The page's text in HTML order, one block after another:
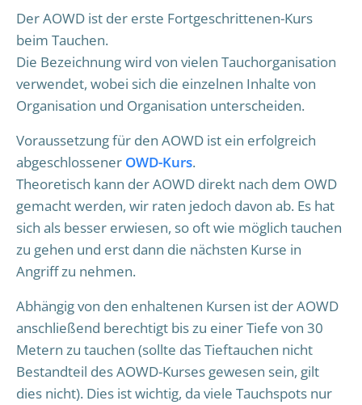
Der AOWD ist der erste Fortgeschrittenen-Kurs
beim Tauchen.
Die Bezeichnung wird von vielen Tauchorganisation
verwendet, wobei sich die einzelnen Inhalte von
Organisation und Organisation unterscheiden.
Voraussetzung für den AOWD ist ein erfolgreich
abgeschlossener OWD-Kurs.
Theoretisch kann der AOWD direkt nach dem OWD
gemacht werden, wir raten jedoch davon ab. Es hat
sich als besser erwiesen, so oft wie möglich tauchen
zu gehen und erst dann die nächsten Kurse in
Angriff zu nehmen.
Abhängig von den enhaltenen Kursen ist der AOWD
anschließend berechtigt bis zu einer Tiefe von 30
Metern zu tauchen (sollte das Tieftauchen nicht
Bestandteil des AOWD-Kurses gewesen sein, gilt
dies nicht). Dies ist wichtig, da viele Tauchspots nur